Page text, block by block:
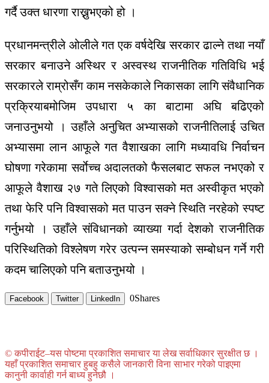
गर्दै उक्त धारणा राख्नुभएको हो ।
प्रधानमन्त्रीले ओलीले गत एक वर्षदेखि सरकार ढाल्ने तथा नयाँ
सरकार बनाउने अस्थिर र अस्वस्थ राजनीतिक गतिविधि भई
सरकारले राम्रोसँग काम नसकेकाले निकासका लागि संवैधानिक
प्रक्रियाबमोजिम उपधारा ५ का बाटामा अघि बढिएको
जनाउनुभयो । उहाँले अनुचित अभ्यासको राजनीतिलाई उचित
अभ्यासमा लान आफूले गत वैशाखका लागि मध्यावधि निर्वाचन
घोषणा गरेकामा सर्वाेच्च अदालतको फैसलबाट सफल नभएको र
आफूले वैशाख २७ गते लिएको विश्वासको मत अस्वीकृत भएको
तथा फेरि पनि विश्वासको मत पाउन सक्ने स्थिति नरहेको स्पष्ट
गर्नुभयो । उहाँले संविधानको व्याख्या गर्दा देशको राजनीतिक
परिस्थितिको विश्लेषण गरेर उत्पन्न समस्याको सम्बोधन गर्ने गरी
कदम चालिएको पनि बताउनुभयो ।
Facebook Twitter LinkedIn 0Shares
© कपीराईट–यस पोष्टमा प्रकाशित समाचार या लेख सर्वाधिकार सुरक्षीत छ ।
यहाँ प्रकाशित समाचार हुबहु कसैले जानकारी विना साभार गरेको पाइएमा
कानुनी कार्वाही गर्न बाध्य हुनेछौ ।